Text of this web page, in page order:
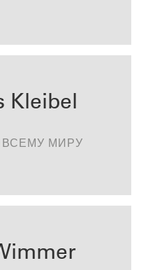
Kleibel
МИРУ